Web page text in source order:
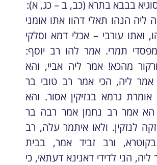
בבבא בתרא (כב, ב – כג, א):
ליה הנהו תאלי דהוו אתו אומני
ואתו עורבי – אכלי דמא וסלקי
תמרי. אמר להו רב יוסף:
מהכא! אמר ליה אביי, והא
אמר ליה, הכי אמר רב טובי בר
גרמא בנזיקין אסור. והא
הא אמר רב נחמן אמר רבה בר
לנזקין. ולאו איתמר עלה, רב
ורב זביד אמר, בבית
הני לדידי דאנינא דעתאי, כי